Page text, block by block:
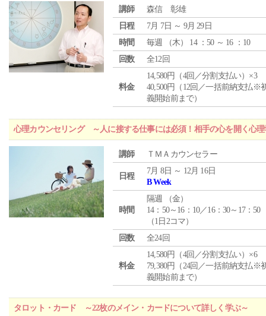
講師
森信 彰雄
日程
7月 7日 ～ 9月 29日
時間
毎週 （木） 14 ：50 ～ 16 ：10
回数
全12回
料金
14,580円（4回／分割支払い）×3
40,500円（12回／一括前納支払※
義開始前まで）
心理カウンセリング ～人に接する仕事には必須！相手の心を開く心理
講師 ＴＭＡカウンセラー
日程
7月 8日 ～ 12月 16日
B Week
時間
隔週 （金）
14：50～16：10／16：30～17：50
（1日2コマ）
回数
全24回
料金
14,580円（4回／分割支払い）×6
79,380円（24回／一括前納支払※
義開始前まで）
タロット・カード ～22枚のメイン・カードについて詳しく学ぶ～